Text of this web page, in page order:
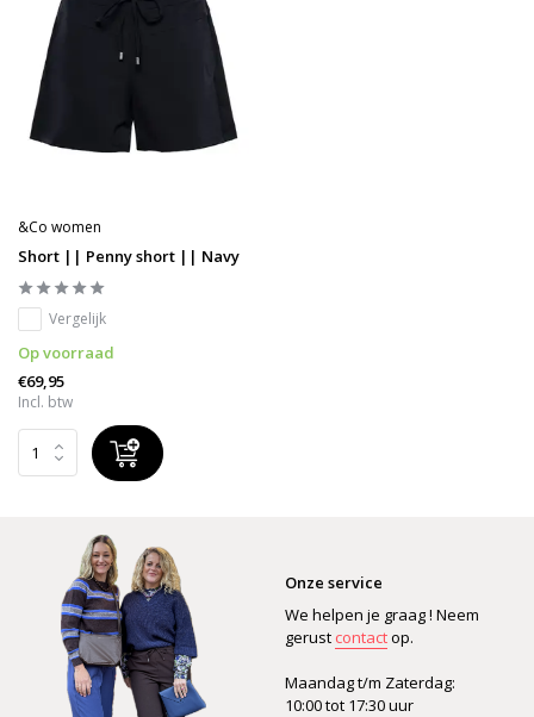
&Co women
Short || Penny short || Navy
Vergelijk
Op voorraad
€69,95
Incl. btw
Onze service
We helpen je graag ! Neem
gerust contactop.
Maandag t/m Zaterdag:
10:00 tot 17:30 uur